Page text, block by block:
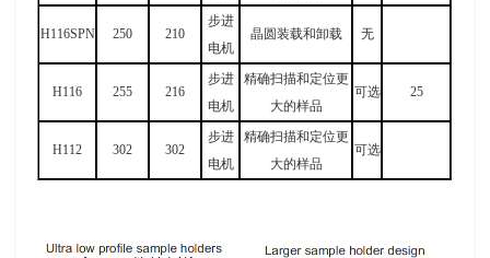
H116SPN 250 210
步进
电机
晶圆装载和卸载 无
H116 255 216
步进
电机
精确扫描和定位更
大的样品
可选 25
H112 302 302
步进
电机
精确扫描和定位更
大的样品
可选